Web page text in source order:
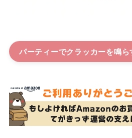
パーティーでクラッカーを鳴ら